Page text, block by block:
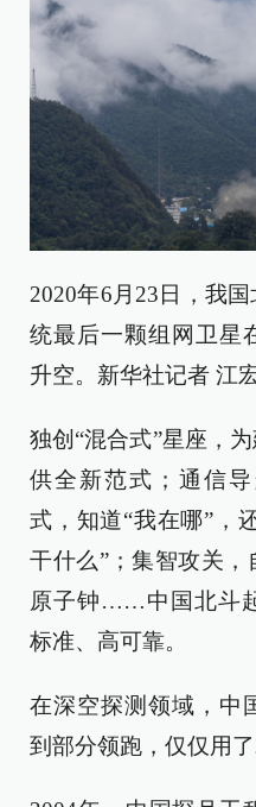
2020年6月23日，我
统最后一颗组网卫星
升空。新华社记者 江
独创“混合式”星座，
供全新范式；通信
式，知道“我在哪”，
干什么”；集智攻关
原子钟……中国北斗
标准、高可靠。
在深空探测领域，中
到部分领跑，仅仅用了